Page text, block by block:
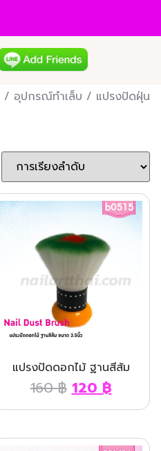
/ อุปกรณ์ทำเล็บ / แปรงปัดฝุ่น
แปรงปัดดอกไม้ ฐานสีส้ม
160฿ 120฿